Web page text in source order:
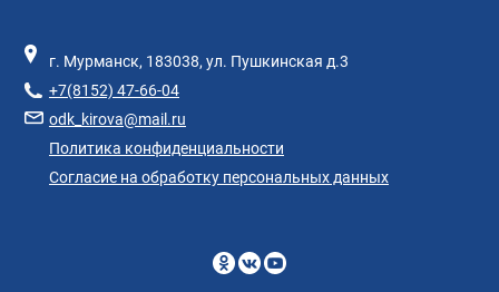
г. Мурманск, 183038, ул. Пушкинская д.3
+7(8152) 47-66-04
odk_kirova@mail.ru
Политика конфиденциальности
Согласие на обработку персональных данных